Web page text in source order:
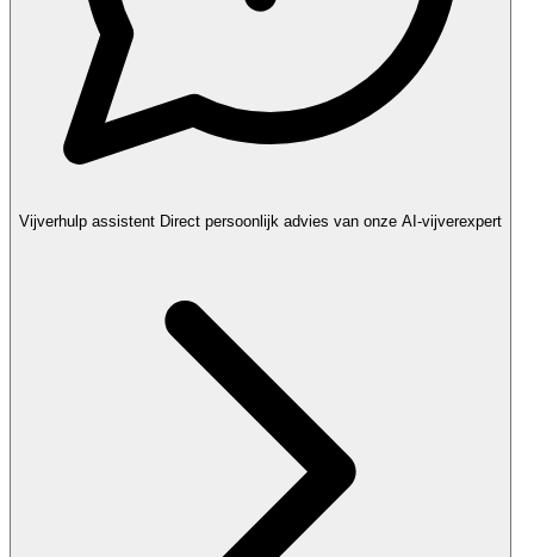
Vijverhulp assistent Direct persoonlijk advies van onze AI-vijverexpert